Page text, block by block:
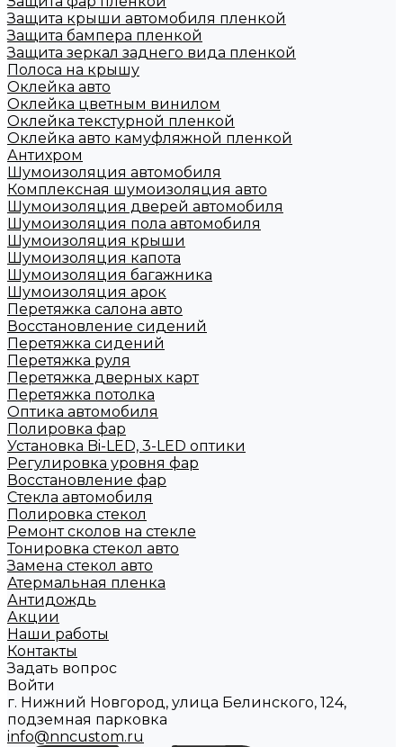
Защита крыши автомобиля пленкой
Защита бампера пленкой
Защита зеркал заднего вида пленкой
Полоса на крышу
Оклейка авто
Оклейка цветным винилом
Оклейка текстурной пленкой
Оклейка авто камуфляжной пленкой
Антихром
Шумоизоляция автомобиля
Комплексная шумоизоляция авто
Шумоизоляция дверей автомобиля
Шумоизоляция пола автомобиля
Шумоизоляция крыши
Шумоизоляция капота
Шумоизоляция багажника
Шумоизоляция арок
Перетяжка салона авто
Восстановление сидений
Перетяжка сидений
Перетяжка руля
Перетяжка дверных карт
Перетяжка потолка
Оптика автомобиля
Полировка фар
Установка Bi-LED, 3-LED оптики
Регулировка уровня фар
Восстановление фар
Стекла автомобиля
Полировка стекол
Ремонт сколов на стекле
Тонировка стекол авто
Замена стекол авто
Атермальная пленка
Антидождь
Акции
Наши работы
Контакты
Задать вопрос
Войти
г. Нижний Новгород, улица Белинского, 124,
подземная парковка
info@nncustom.ru